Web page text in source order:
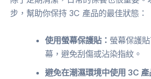
步，幫助你保持 3C 產品的最佳狀態：
使用螢幕保護貼： 螢幕保護
幕，避免刮傷或沾染指紋。
避免在潮濕環境中使用 3C 產